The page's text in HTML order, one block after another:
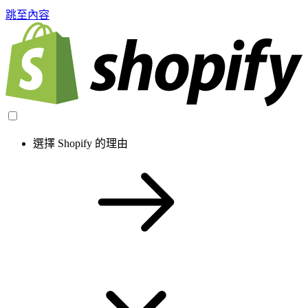
跳至內容
選擇 Shopify 的理由